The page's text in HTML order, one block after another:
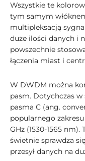
Wszystkie te
tym samym
multipleksacją
duże ilości danych i
powszechnie
łączenia miast i
W DWDM można
pasm. Dotychczas
pasma C (ang.
popularnego
GHz (1530-1565
świetnie sprawdza
przesył danych na